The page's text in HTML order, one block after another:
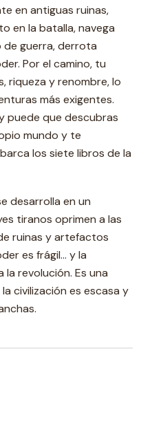
en antiguas ruinas,
en la batalla, navega
guerra, derrota
Por el camino, tu
riqueza y renombre, lo
más exigentes.
puede que descubras
mundo y te
los siete libros de la
desarrolla en un
tiranos oprimen a las
ruinas y artefactos
es frágil… y la
revolución. Es una
civilización es escasa y